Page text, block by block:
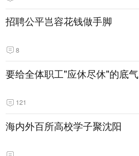
招聘公平岂容花钱做手脚
8
要给全体职工"应休尽休"的底气
121
海内外百所高校学子聚沈阳